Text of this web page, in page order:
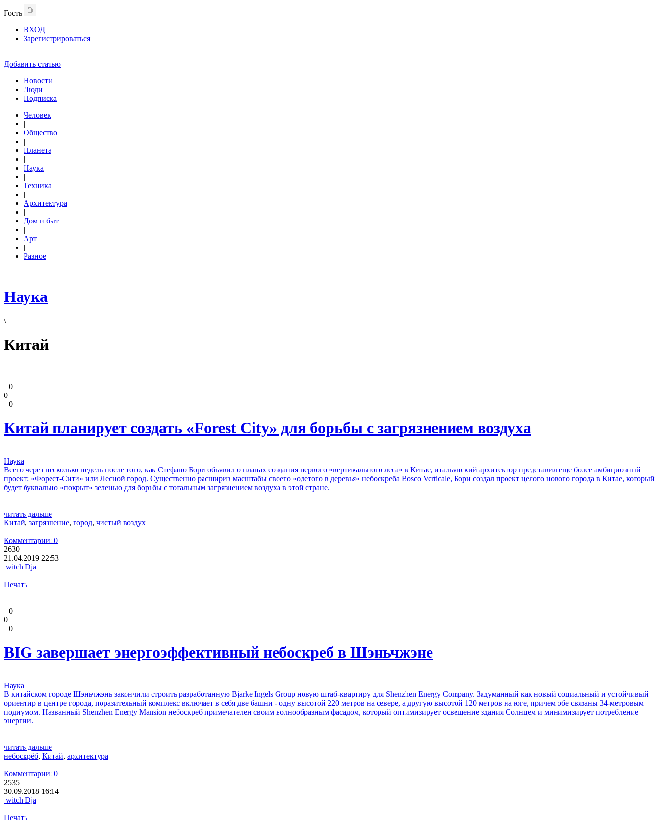
Гость
ВХОД
Зарегистрироваться
Добавить статью
Новости
Люди
Подписка
Человек
|
Общество
|
Планета
|
Наука
|
Техника
|
Архитектура
|
Дом и быт
|
Арт
|
Разное
Наука
\
Китай
0
0
0
Китай планирует создать «Forest City» для борьбы с загрязнением воздуха
Наука
Всего через несколько недель после того, как Стефано Бори объявил о планах создания первого «вертикального леса» в Китае, итальянский архитектор представил еще более амбициозный
проект: «Форест-Сити» или Лесной город. Существенно расширив масштабы своего «одетого в деревья» небоскреба Bosco Verticale, Бори создал проект целого нового города в Китае, который
будет буквально «покрыт» зеленью для борьбы с тотальным загрязнением воздуха в этой стране.
читать дальше
Китай, загрязнение, город, чистый воздух
Комментарии: 0
2630
21.04.2019 22:53
witch Dja
Печать
0
0
0
BIG завершает энергоэффективный небоскреб в Шэньчжэне
Наука
В китайском городе Шэньчжэнь закончили строить разработанную Bjarke Ingels Group новую штаб-квартиру для Shenzhen Energy Company. Задуманный как новый социальный и устойчивый
ориентир в центре города, поразительный комплекс включает в себя две башни - одну высотой 220 метров на севере, а другую высотой 120 метров на юге, причем обе связаны 34-метровым
подиумом. Названный Shenzhen Energy Mansion небоскреб примечателен своим волнообразным фасадом, который оптимизирует освещение здания Солнцем и минимизирует потребление
энергии.
читать дальше
небоскрёб, Китай, архитектура
Комментарии: 0
2535
30.09.2018 16:14
witch Dja
Печать